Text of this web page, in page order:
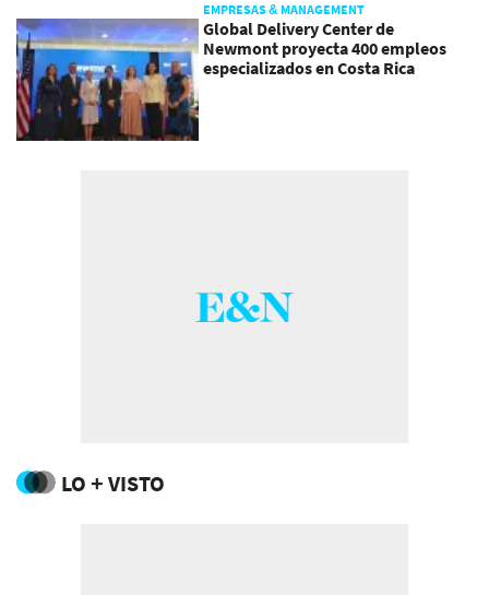
EMPRESAS & MANAGEMENT
Global Delivery Center de
Newmont proyecta 400 empleos
especializados en Costa Rica
LO + VISTO